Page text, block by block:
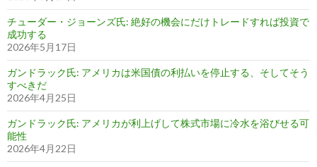
チューダー・ジョーンズ氏: 絶好の機会にだけトレードすれば投資で
成功する
2026年5月17日
ガンドラック氏: アメリカは米国債の利払いを停止する、そしてそう
すべきだ
2026年4月25日
ガンドラック氏: アメリカが利上げして株式市場に冷水を浴びせる可
能性
2026年4月22日